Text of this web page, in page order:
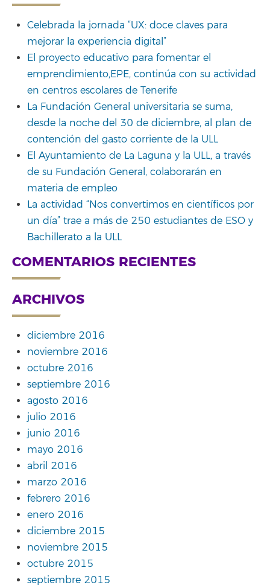
Celebrada la jornada “UX: doce claves para
mejorar la experiencia digital”
El proyecto educativo para fomentar el
emprendimiento,EPE, continúa con su actividad
en centros escolares de Tenerife
La Fundación General universitaria se suma,
desde la noche del 30 de diciembre, al plan de
contención del gasto corriente de la ULL
El Ayuntamiento de La Laguna y la ULL, a través
de su Fundación General, colaborarán en
materia de empleo
La actividad “Nos convertimos en científicos por
un día” trae a más de 250 estudiantes de ESO y
Bachillerato a la ULL
COMENTARIOS RECIENTES
ARCHIVOS
diciembre 2016
noviembre 2016
octubre 2016
septiembre 2016
agosto 2016
julio 2016
junio 2016
mayo 2016
abril 2016
marzo 2016
febrero 2016
enero 2016
diciembre 2015
noviembre 2015
octubre 2015
septiembre 2015